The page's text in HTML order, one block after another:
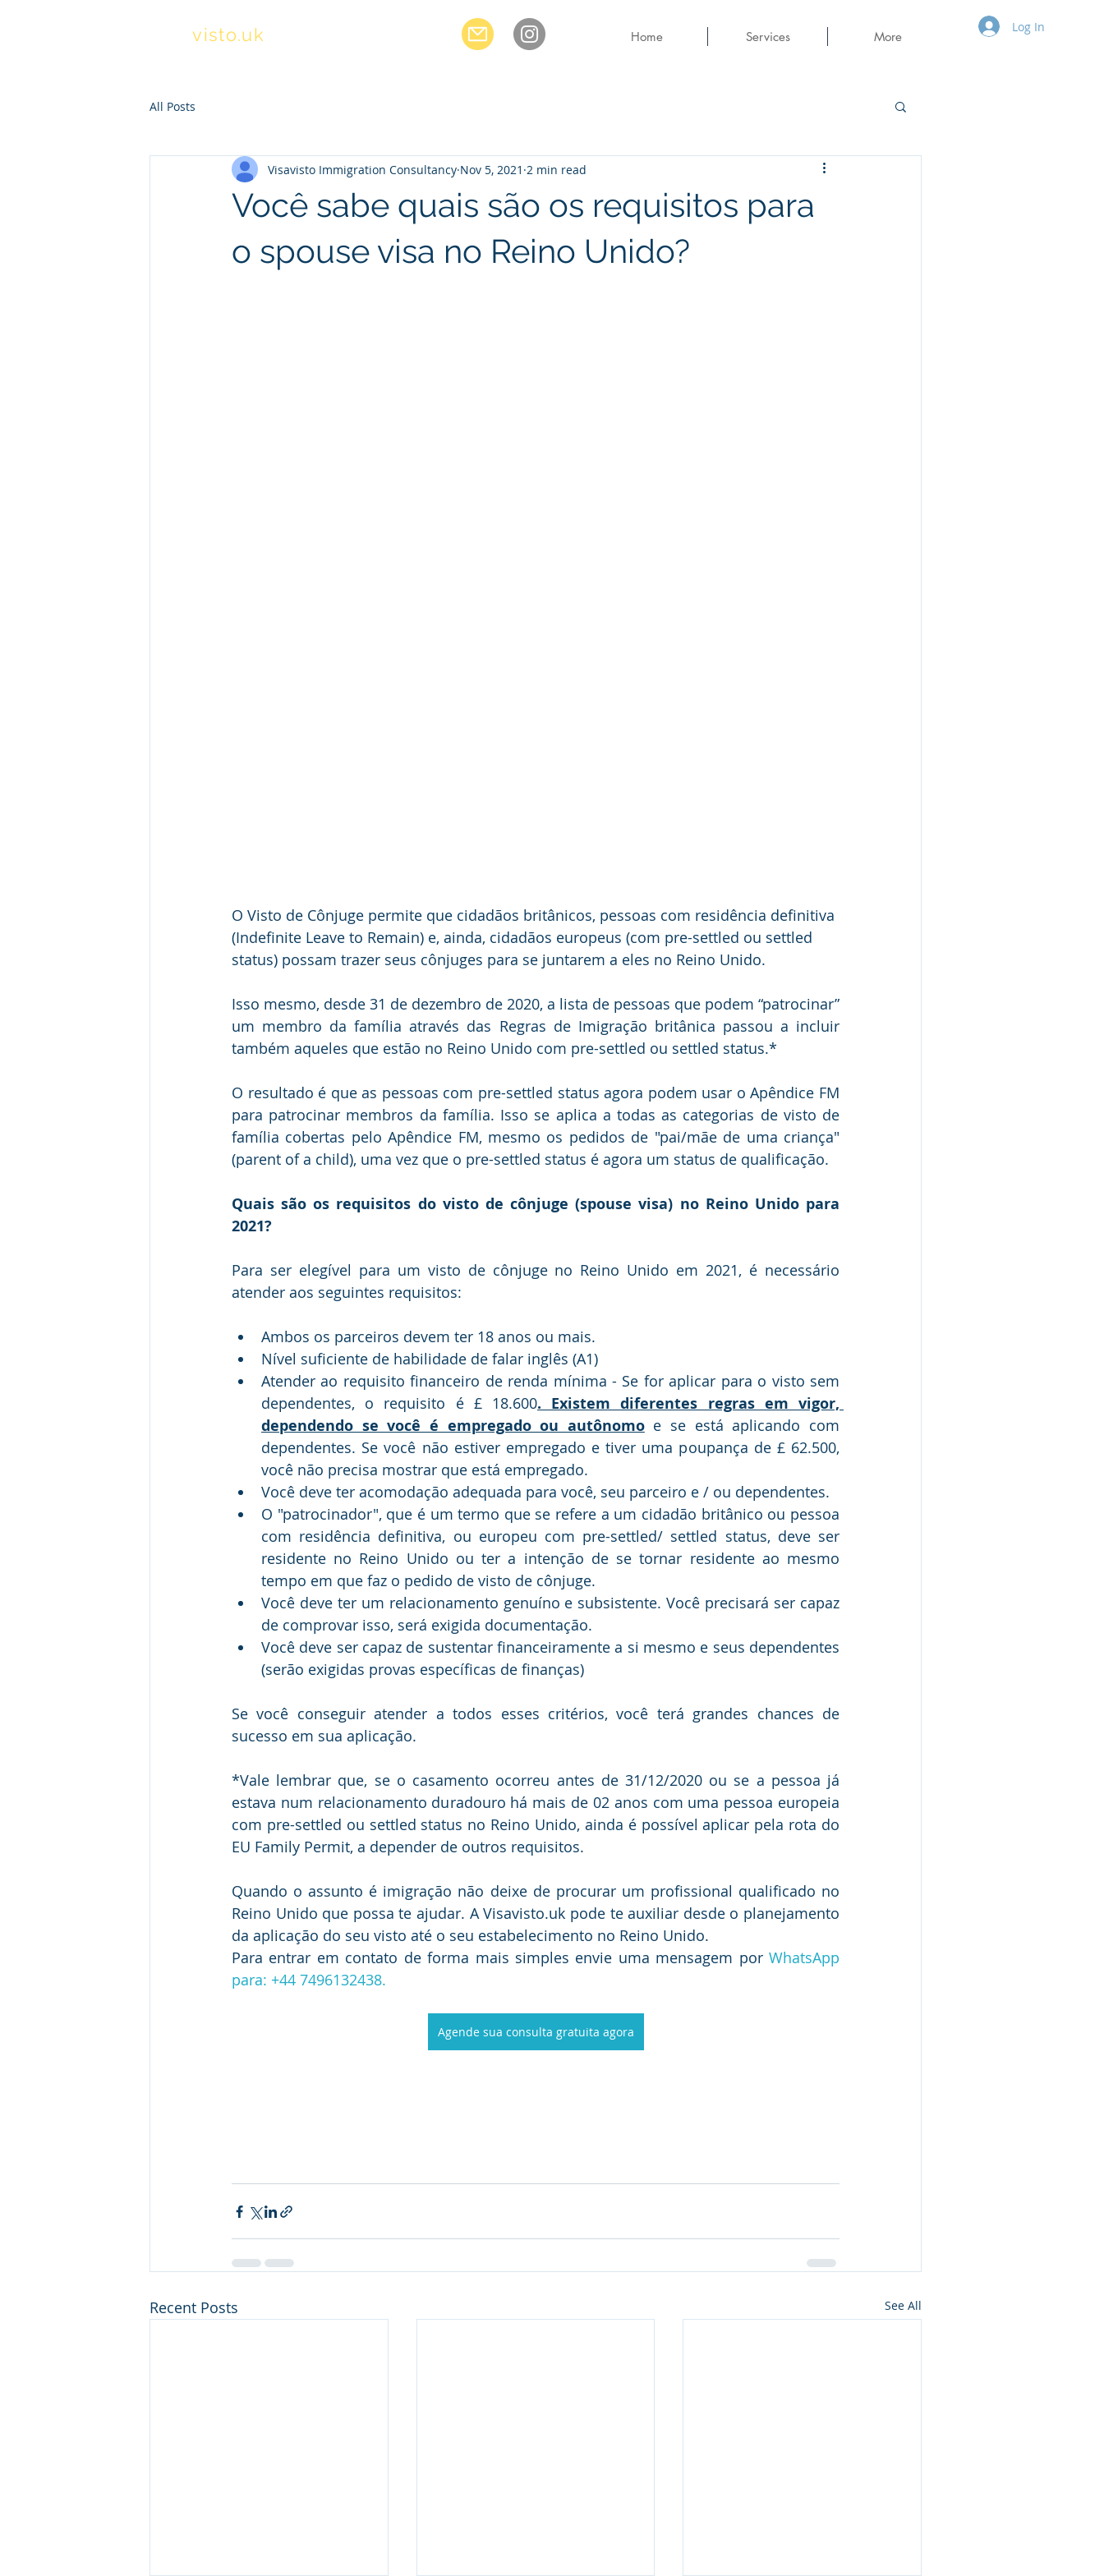
visavisto.uk Home Services More
Log In
All Posts
Você sabe quais são os requisitos para
o spouse visa no Reino Unido?
Visavisto Immigration Consultancy Nov 5, 2021 2 min read
O Visto de Cônjuge permite que cidadãos britânicos, pessoas com residência definitiva
(Indefinite Leave to Remain) e, ainda, cidadãos europeus (com pre-settled ou settled
status) possam trazer seus cônjuges para se juntarem a eles no Reino Unido.
Isso mesmo, desde 31 de dezembro de 2020, a lista de pessoas que podem “patrocinar”
um membro da família através das Regras de Imigração britânica passou a incluir
também aqueles que estão no Reino Unido com pre-settled ou settled status.*
O resultado é que as pessoas com pre-settled status agora podem usar o Apêndice FM
para patrocinar membros da família. Isso se aplica a todas as categorias de visto de
família cobertas pelo Apêndice FM, mesmo os pedidos de "pai/mãe de uma criança"
(parent of a child), uma vez que o pre-settled status é agora um status de qualificação.
Quais são os requisitos do visto de cônjuge (spouse visa) no Reino Unido para
2021?
Para ser elegível para um visto de cônjuge no Reino Unido em 2021, é necessário
atender aos seguintes requisitos:
Ambos os parceiros devem ter 18 anos ou mais.
Nível suficiente de habilidade de falar inglês (A1)
Atender ao requisito financeiro de renda mínima - Se for aplicar para o visto sem
dependentes, o requisito é £ 18.600. Existem diferentes regras em vigor,
dependendo se você é empregado ou autônomo e se está aplicando com
dependentes. Se você não estiver empregado e tiver uma poupança de £ 62.500,
você não precisa mostrar que está empregado.
Você deve ter acomodação adequada para você, seu parceiro e / ou dependentes.
O "patrocinador", que é um termo que se refere a um cidadão britânico ou pessoa
com residência definitiva, ou europeu com pre-settled/ settled status, deve ser
residente no Reino Unido ou ter a intenção de se tornar residente ao mesmo
tempo em que faz o pedido de visto de cônjuge.
Você deve ter um relacionamento genuíno e subsistente. Você precisará ser capaz
de comprovar isso, será exigida documentação.
Você deve ser capaz de sustentar financeiramente a si mesmo e seus dependentes
(serão exigidas provas específicas de finanças)
Se você conseguir atender a todos esses critérios, você terá grandes chances de
sucesso em sua aplicação.
*Vale lembrar que, se o casamento ocorreu antes de 31/12/2020 ou se a pessoa já
estava num relacionamento duradouro há mais de 02 anos com uma pessoa europeia
com pre-settled ou settled status no Reino Unido, ainda é possível aplicar pela rota do
EU Family Permit, a depender de outros requisitos.
Quando o assunto é imigração não deixe de procurar um profissional qualificado no
Reino Unido que possa te ajudar. A Visavisto.uk pode te auxiliar desde o planejamento
da aplicação do seu visto até o seu estabelecimento no Reino Unido.
Para entrar em contato de forma mais simples envie uma mensagem por WhatsApp
para: +44 7496132438.
Agende sua consulta gratuita agora
Recent Posts See All